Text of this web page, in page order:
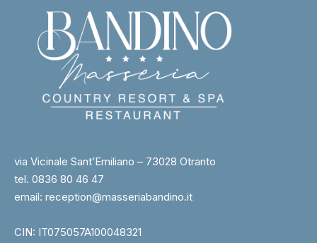
via Vicinale Sant’Emiliano – 73028 Otranto
tel. 0836 80 46 47
email: reception@masseriabandino.it
CIN: IT075057A100048321